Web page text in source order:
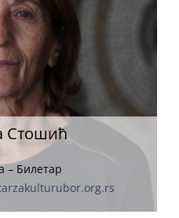
Стошић
– Билетар